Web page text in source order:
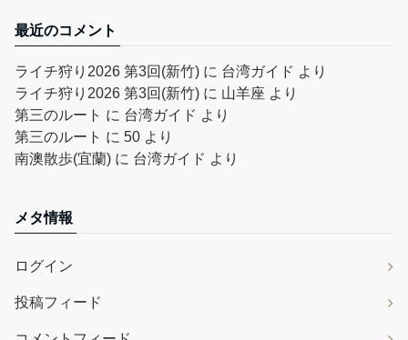
最近のコメント
ライチ狩り2026 第3回(新竹) に 台湾ガイド より
ライチ狩り2026 第3回(新竹) に 山羊座 より
第三のルート に 台湾ガイド より
第三のルート に 50 より
南澳散歩(宜蘭) に 台湾ガイド より
メタ情報
ログイン
投稿フィード